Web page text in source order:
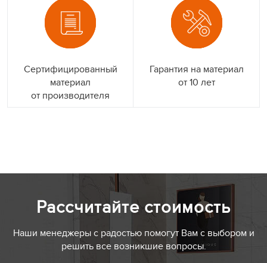
Сертифицированный
материал
от производителя
Гарантия на материал
от 10 лет
Рассчитайте стоимость
Наши менеджеры с радостью помогут Вам с выбором и
решить все возникшие вопросы.